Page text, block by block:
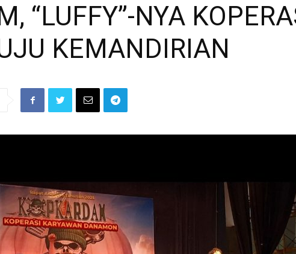
“LUFFY”-NYA
KEMANDIRIAN